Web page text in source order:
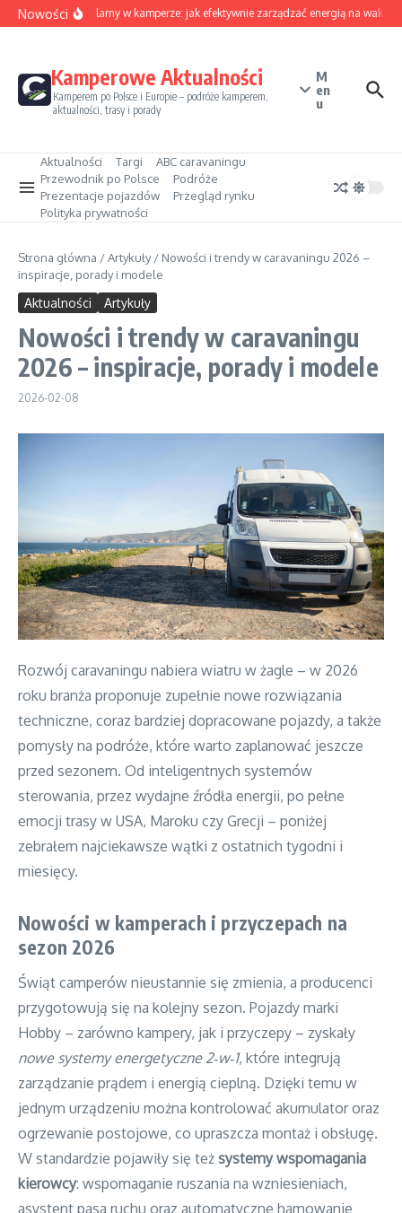
Przejdź do treści
NowościSezon solarny w kamperze: jak efektywnie zarządzać energią na
Kamperowe Aktualności
Kamperem po Polsce i Europie – podróże kamperem,
aktualności, trasy i porady
M
en
u
Aktualności Targi
ABC caravaningu
Przewodnik po Polsce
Podróże
Prezentacje pojazdów
Przegląd rynku
Polityka prywatności
Strona główna /Artykuły/ Nowości i trendy w caravaningu 2026 –
inspiracje, porady i modele
Aktualności Artykuły
Nowości i trendy w caravaningu
2026 – inspiracje, porady i modele
2026-02-08
Rozwój caravaningu nabiera wiatru w żagle – w 2026
roku branża proponuje zupełnie nowe rozwiązania
techniczne, coraz bardziej dopracowane pojazdy, a także
pomysły na podróże, które warto zaplanować jeszcze
przed sezonem. Od inteligentnych systemów
sterowania, przez wydajne źródła energii, po pełne
emocji trasy w USA, Maroku czy Grecji – poniżej
zebrałem najciekawsze wątki z ostatnich tygodni i
miesięcy.
Nowości w kamperach i przyczepach na
sezon 2026
Świąt camperów nieustannie się zmienia, a producenci
przygotowują się na kolejny sezon. Pojazdy marki
Hobby – zarówno kampery, jak i przyczepy – zyskały
nowe systemy energetyczne 2‑w‑1, które integrują
zarządzanie prądem i energią cieplną. Dzięki temu w
jednym urządzeniu można kontrolować akumulator oraz
ogrzewanie postojowe, co upraszcza montaż i obsługę.
W standardzie pojawiły się też systemy wspomagania
kierowcy: wspomaganie ruszania na wzniesieniach,
asystent pasa ruchu oraz automatyczne hamowanie